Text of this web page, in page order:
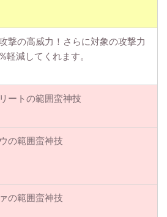
撃の高威力！さらに対象の攻撃力
軽減してくれます。
ートの範囲蛮神技
の範囲蛮神技
の範囲蛮神技